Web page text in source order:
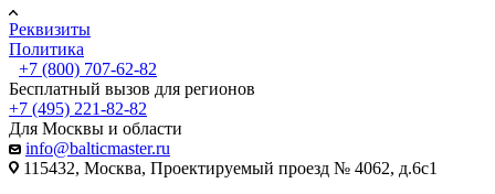
Реквизиты
Политика
+7 (800) 707-62-82
Бесплатный вызов для регионов
+7 (495) 221-82-82
Для Москвы и области
info@balticmaster.ru
115432, Москва, Проектируемый проезд № 4062, д.6с1